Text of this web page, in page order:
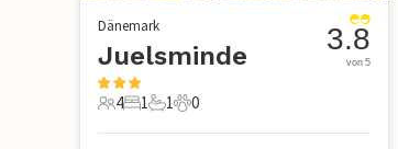
Dänemark
Juelsminde
4 Gäste
4
1 Schlafzimmer
1
1 Badezimmer
1
0 Haustiere
0
3.8
von 5